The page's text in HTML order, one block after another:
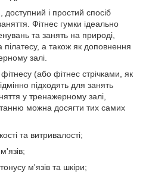
і простий спосіб
Фітнес гумки ідеально
та занять на природі,
пілатесу, а також як доповнення
залі.
(або фітнес стрічками, як
підходять для занять
у тренажерному залі,
можна досягти тих самих
та витривалості;
м'язів та шкіри;